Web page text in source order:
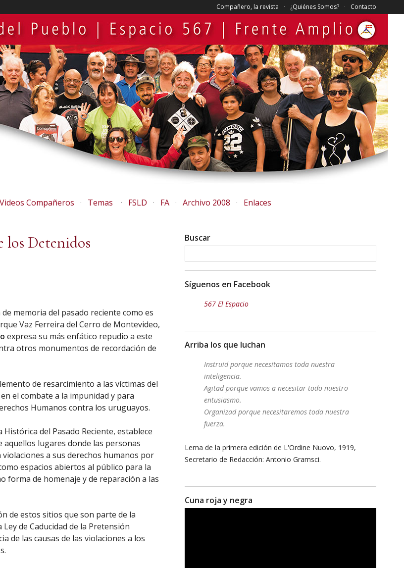
Compañero, la revista ¿Quiénes Somos? Contacto
Videos Compañeros Temas FSLD FA Archivo 2008 Enlaces
Detenidos
memoria del pasado reciente como es
Vaz Ferreira del Cerro de Montevideo,
expresa su más enfático repudio a este
otros monumentos de recordación de
de resarcimiento a las víctimas del
el combate a la impunidad y para
Humanos contra los uruguayos.
del Pasado Reciente, establece
aquellos lugares donde las personas
a sus derechos humanos por
espacios abiertos al público para la
forma de homenaje y de reparación a las
de estos sitios que son parte de la
de Caducidad de la Pretensión
de las causas de las violaciones a los
Buscar
Síguenos en Facebook
567 El Espacio
Arriba los que luchan
Instruid porque necesitamos toda nuestra
inteligencia.
Agitad porque vamos a necesitar todo nuestro
entusiasmo.
Organizad porque necesitaremos toda nuestra
fuerza.
Lema de la primera edición de L'Ordine Nuovo, 1919,
Secretario de Redacción: Antonio Gramsci.
Cuna roja y negra